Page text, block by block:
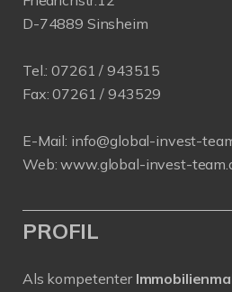
D-74889 Sinsheim
Tel.:07261 / 943515
Fax: 07261 / 943529
E-Mail: info@global-invest-
Web:www.global-invest-
PROFIL
Als kompetenter